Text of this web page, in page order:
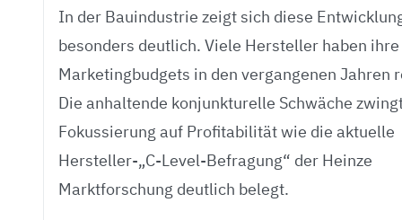
In der Bauindustrie zeigt sich diese
besonders deutlich. Viele Hersteller haben ihre
Marketingbudgets in den vergangenen Jahren
Die anhaltende konjunkturelle Schwäche
Fokussierung auf Profitabilität wie die aktuelle
Hersteller-„C-Level-Befragung“ der Heinze
Marktforschung deutlich belegt.